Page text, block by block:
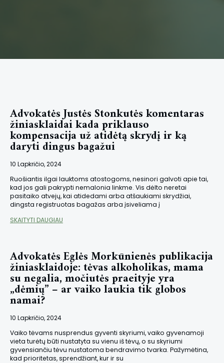
Advokatės Justės Stonkutės komentaras
žiniasklaidai kada priklauso
kompensacija už atidėtą skrydį ir ką
daryti dingus bagažui
10 Lapkričio, 2024
Ruošiantis ilgai lauktoms atostogoms, nesinori galvoti apie tai,
kad jos gali pakrypti nemalonia linkme. Vis dėlto neretai
pasitaiko atvejų, kai atidedami arba atšaukiami skrydžiai,
dingsta registruotas bagažas arba įsiveliama į
SKAITYTI DAUGIAU
Advokatės Eglės Morkūnienės publikacija
žiniasklaidoje: tėvas alkoholikas, mama
su negalia, močiutės praeityje yra
„dėmių” – ar vaiko laukia tik globos
namai?
10 Lapkričio, 2024
Vaiko tėvams nusprendus gyventi skyriumi, vaiko gyvenamoji
vieta turėtų būti nustatyta su vienu iš tėvų, o su skyriumi
gyvensiančiu tėvu nustatoma bendravimo tvarka. Pažymėtina,
kad prioritetas, sprendžiant, kur ir su